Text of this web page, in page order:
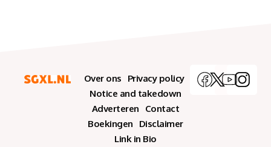
Over ons
Privacy policy
Notice and takedown
Adverteren
Contact
Boekingen
Disclaimer
Link in Bio